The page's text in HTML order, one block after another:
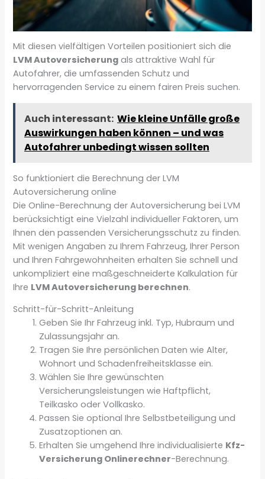
Mit diesen vielfältigen Vorteilen positioniert sich die
LVM Autoversicherung als attraktive Wahl für
Autofahrer, die umfassenden Schutz und
hervorragenden Service zu einem fairen Preis suchen.
Auch interessant: Wie kleine Unfälle große
Auswirkungen haben können – und was
Autofahrer unbedingt wissen sollten
So funktioniert die Berechnung der LVM
Autoversicherung online
Die Online-Berechnung der Autoversicherung bei LVM
berücksichtigt eine Vielzahl individueller Faktoren, um
Ihnen den passenden Versicherungsschutz zu finden.
Mit wenigen Angaben zu Ihrem Fahrzeug, Ihrer Person
und Ihren Fahrgewohnheiten erhalten Sie schnell und
unkompliziert eine maßgeschneiderte Kalkulation für
Ihre LVM Autoversicherung berechnen.
Schritt-für-Schritt-Anleitung
Geben Sie Ihr Fahrzeug inkl. Typ, Hubraum und
Zulassungsjahr an.
Tragen Sie Ihre persönlichen Daten wie Alter,
Wohnort und Schadenfreiheitsklasse ein.
Wählen Sie Ihre gewünschten
Versicherungsleistungen wie Haftpflicht,
Teilkasko oder Vollkasko.
Passen Sie optional Ihre Selbstbeteiligung und
Zusatzoptionen an.
Erhalten Sie umgehend Ihre individualisierte Kfz-
Versicherung Onlinerechner-Berechnung.